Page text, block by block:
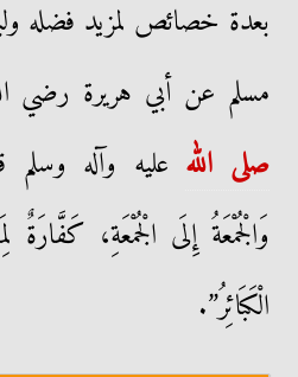
بعدة خصائص لمزيد فضله
مسلم عن أبي هريرة رضي
صلى الله عليه وآله
وَالْجُمْعَةُ إِلَى الْجُمْعَةِ،
الْكَبَائِرُ”.